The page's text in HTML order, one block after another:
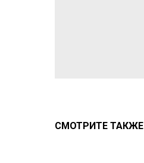
СМОТРИТЕ ТАКЖЕ